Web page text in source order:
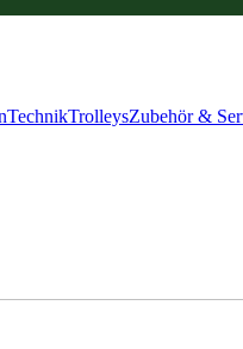
TechnikTrolleysZubehör &